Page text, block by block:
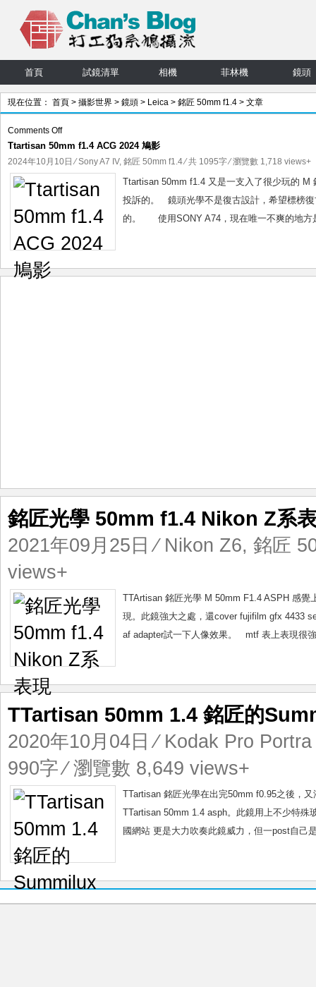
首頁 試鏡清單 相機 菲林機 鏡頭
現在位置： 首頁 > 攝影世界 > 鏡頭 > Leica > 銘匠 50mm f1.4 > 文章
Comments Offon
Ttartisan
50mm
f1.4
ACG
2024
鳩
影
Ttartisan 50mm f1.4 ACG 2024 鳩影
2024年10月10日 ⁄Sony A7 IV, 銘匠 50mm f1.4⁄ 共 1095字 ⁄ 瀏覽數 1,718 views+
Ttartisan 50mm f1.4 又是一支入了很少玩的 M
投訴的。 鏡頭光學不是復古設計，希望標榜
的。 使用SONY A74，現在唯一不爽的地方
銘匠光學 50mm f1.4 Nikon Z系
2021年09月25日 ⁄ Nikon Z6, 銘匠
views+
TTArtisan 銘匠光學 M 50mm F1.4 ASPH 感覺
現。此鏡強大之處，還cover fujifilm gfx 4433
af adapter試一下人像效果。 mtf 表上表現很
TTartisan 50mm 1.4 銘匠的
2020年10月04日 ⁄ Kodak Pro
990字 ⁄ 瀏覽數 8,649 views+
TTartisan 銘匠光學在出完50mm f0.95之後，
TTartisan 50mm 1.4 asph。此鏡用上不少特殊
國網站 更是大力吹奏此鏡威力，但一post自己